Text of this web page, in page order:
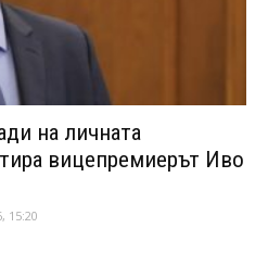
на личната
вицепремиерът Иво
15:20